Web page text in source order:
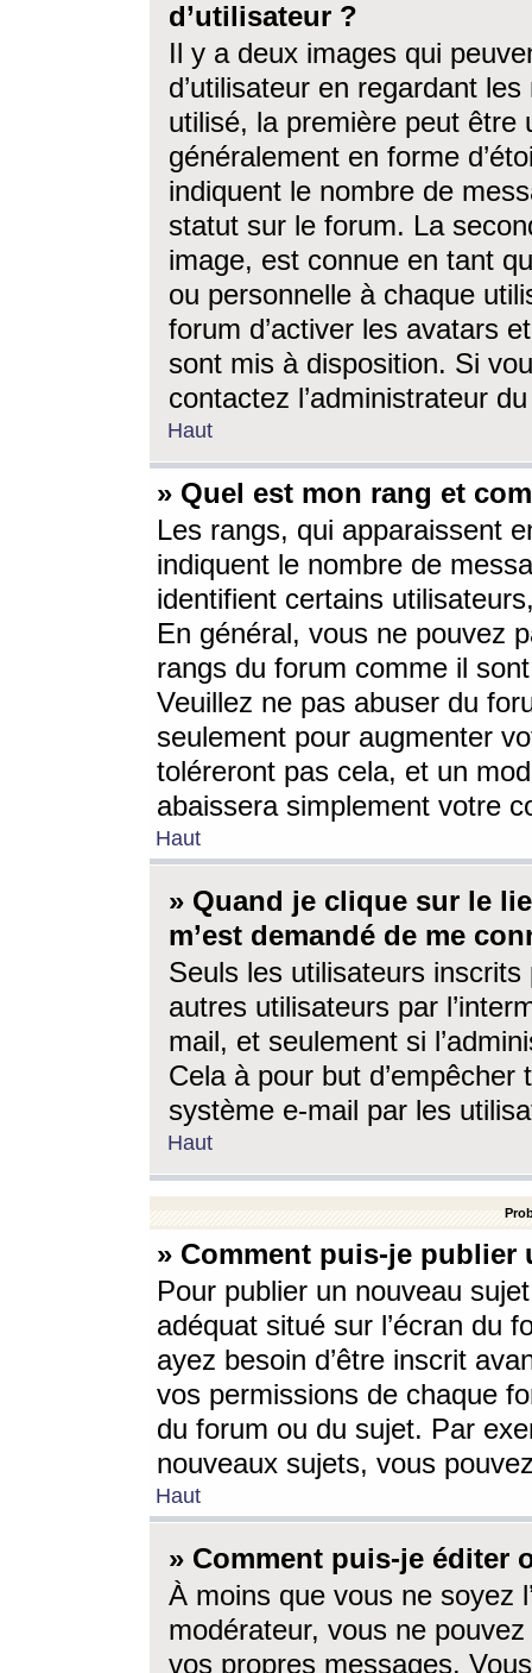
d’utilisateur ?
Il y a deux images qui
d’utilisateur en regardant
utilisé, la première peut être
généralement en forme
indiquent le nombre de
statut sur le forum. La
image, est connue en tant
ou personnelle à chaque
forum d’activer les avatars
sont mis à disposition. Si
contactez l’administrateur
Haut
» Quel est mon rang et
Les rangs, qui apparaissent
indiquent le nombre de
identifient certains
En général, vous ne pouvez
rangs du forum comme il
Veuillez ne pas abuser du
seulement pour augmenter
toléreront pas cela, et un
abaissera simplement votre
Haut
» Quand je clique sur le
m’est demandé de me
Seuls les utilisateurs
autres utilisateurs par
mail, et seulement si
Cela à pour but
système e-mail par les
Haut
» Comment puis-je
Pour publier un nouveau
adéquat situé sur l’écran du
ayez besoin d’être inscrit
vos permissions de chaque
du forum ou du sujet. Par
nouveaux sujets, vous
Haut
» Comment puis-je éditer
À moins que vous ne soyez
modérateur, vous ne
vos propres messages.